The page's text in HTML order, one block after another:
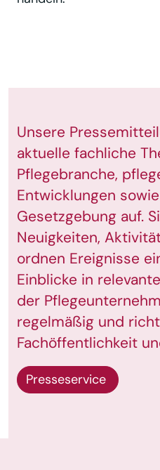
Unsere
aktuelle fachliche
Pflegebranche,
Entwicklungen
Gesetzgebung auf.
Neuigkeiten,
ordnen Ereignisse
Einblicke in
der
regelmäßig und
Fachöffentlichkeit
Presseservice